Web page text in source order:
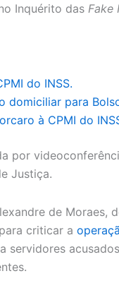
Inquérito das Fake
do INSS.
domiciliar para
à CPMI do
por
Justiça.
de Moraes,
criticar a
servidores